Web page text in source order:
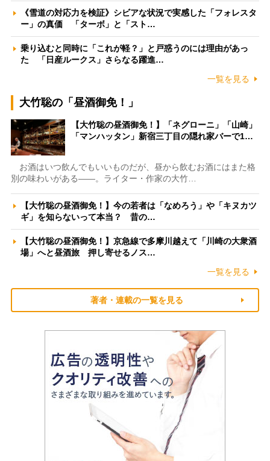
《雪道の対応力を検証》シビアな状況で実感した「フォレスタ
ー」の真価 「ターボ」と「スト…
乗り込むと同時に「これが軽？」と戸惑うのには理由があっ
た 「日産ルークス」さらなる躍進…
一覧を見る
大竹聡の「昼酒御免！」
【大竹聡の昼酒御免！】「ネグローニ」「山崎」
「マンハッタン」新宿三丁目の隠れ家バーで1…
お酒はいつ飲んでもいいものだが、昼から飲むお酒にはまた格
別の味わいがある――。ライター・作家の大竹…
【大竹聡の昼酒御免！】今の若者は「なめろう」や「キヌカツ
ギ」を知らないって本当？ 昔の…
【大竹聡の昼酒御免！】京急線で多摩川越えて「川崎の大衆酒
場」へと昼酒旅 押し寄せるノス…
一覧を見る
著者・連載の一覧を見る